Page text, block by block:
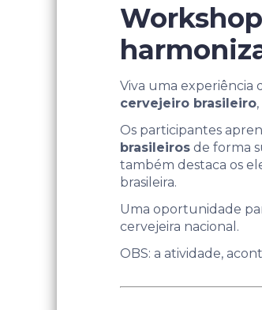
Viva uma experiência
cervejeiro brasileiro
Os participantes
brasileiros de forma
também destaca os
brasileira.
Uma oportunidade
cervejeira nacional.
OBS: a atividade,